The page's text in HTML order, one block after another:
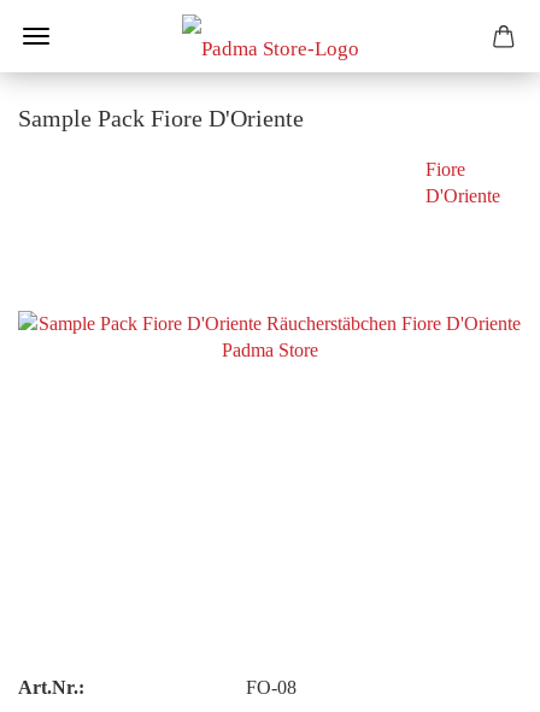
Sample Pack Fiore D'Oriente
Fiore
D'Oriente
Art.Nr.:
FO-08